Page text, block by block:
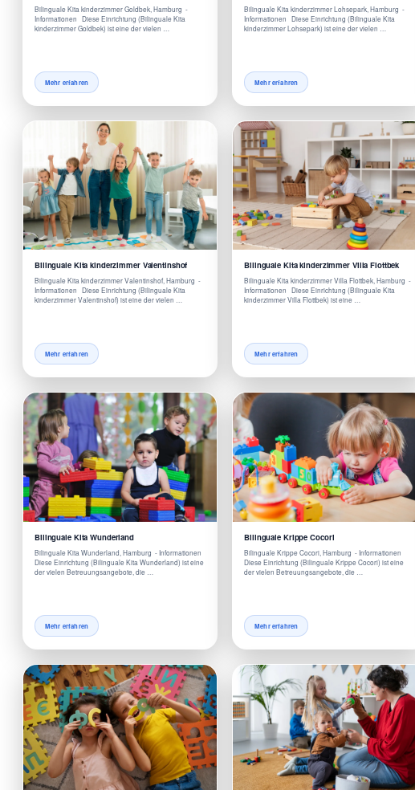
Bilinguale Kita kinderzimmer Goldbek, Hamburg -
Informationen Diese Einrichtung (Bilinguale Kita
kinderzimmer Goldbek) ist eine der vielen …
Mehr erfahren
Bilinguale Kita kinderzimmer Lohsepark, Hamburg -
Informationen Diese Einrichtung (Bilinguale Kita
kinderzimmer Lohsepark) ist eine der vielen …
Mehr erfahren
Bilinguale Kita kinderzimmer Valentinshof
Bilinguale Kita kinderzimmer Valentinshof, Hamburg -
Informationen Diese Einrichtung (Bilinguale Kita
kinderzimmer Valentinshof) ist eine der vielen …
Mehr erfahren
Bilinguale Kita kinderzimmer Villa Flottbek
Bilinguale Kita kinderzimmer Villa Flottbek, Hamburg -
Informationen Diese Einrichtung (Bilinguale Kita
kinderzimmer Villa Flottbek) ist eine …
Mehr erfahren
Bilinguale Kita Wunderland
Bilinguale Kita Wunderland, Hamburg - Informationen
Diese Einrichtung (Bilinguale Kita Wunderland) ist eine
der vielen Betreuungsangebote, die …
Mehr erfahren
Bilinguale Krippe Cocori
Bilinguale Krippe Cocori, Hamburg - Informationen
Diese Einrichtung (Bilinguale Krippe Cocori) ist eine
der vielen Betreuungsangebote, die …
Mehr erfahren